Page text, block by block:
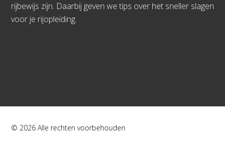
rijbewijs zijn. Daarbij geven we tips over het sneller slagen
voor je rijopleiding.
© 2026 Alle rechten voorbehouden